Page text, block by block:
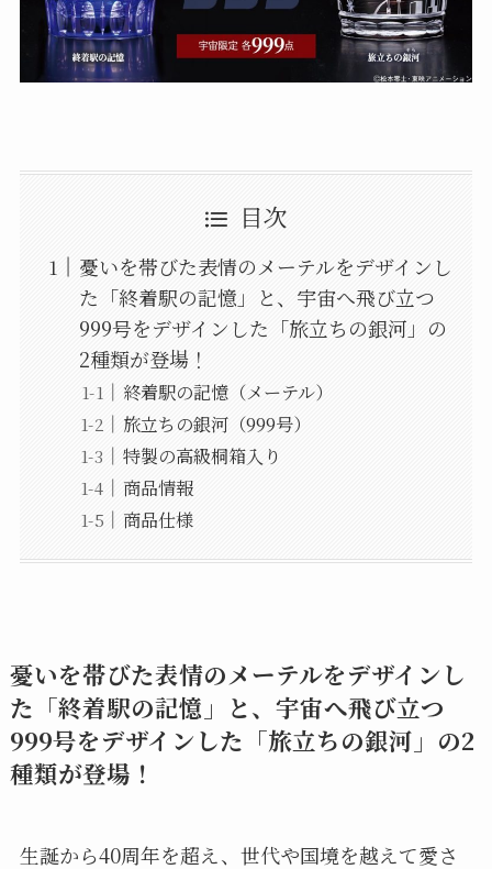
目次
憂いを帯びた表情のメーテルをデザインし
た「終着駅の記憶」と、宇宙へ飛び立つ
999号をデザインした「旅立ちの銀河」の
2種類が登場！
終着駅の記憶（メーテル）
旅立ちの銀河（999号）
特製の高級桐箱入り
商品情報
商品仕様
憂いを帯びた表情のメーテルをデザインし
た「終着駅の記憶」と、宇宙へ飛び立つ
999号をデザインした「旅立ちの銀河」の2
種類が登場！
生誕から40周年を超え、世代や国境を越えて愛さ